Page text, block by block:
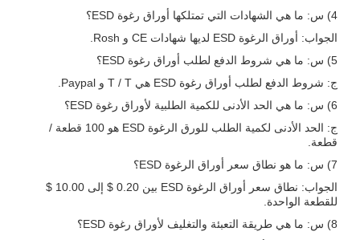
4) س: ما هي الشهادات التي تمتلكها أوراق رغوة ESD؟
الجواب: أوراق الرغوة ESD لديها شهادات CE و Rosh.
5) س: ما هي شروط الدفع لطلب أوراق رغوة ESD؟
ج: شروط الدفع لطلب أوراق رغوة ESD هي T / T و Paypal.
6) س: ما هي الحد الأدنى للكمية الطلبية لأوراق رغوة ESD؟
ج: الحد الأدنى لكمية الطلب للورق الرغوة ESD هو 100 قطعة /
قطعة.
7) س: ما هو نطاق سعر أوراق الرغوة ESD؟
الجواب: نطاق سعر أوراق الرغوة ESD بين 0.20 $ إلى 10.00 $
للقطعة الواحدة.
8) س: ما هي طريقة التعبئة والتغليف لأوراق رغوة ESD؟